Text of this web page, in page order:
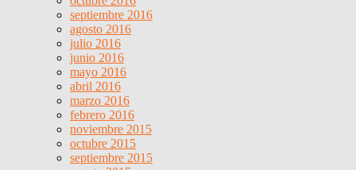
septiembre 2016
agosto 2016
julio 2016
junio 2016
mayo 2016
abril 2016
marzo 2016
febrero 2016
noviembre 2015
octubre 2015
septiembre 2015